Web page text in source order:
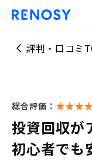
評判・口コミ
総合評価：
投資回収が
初心者でも